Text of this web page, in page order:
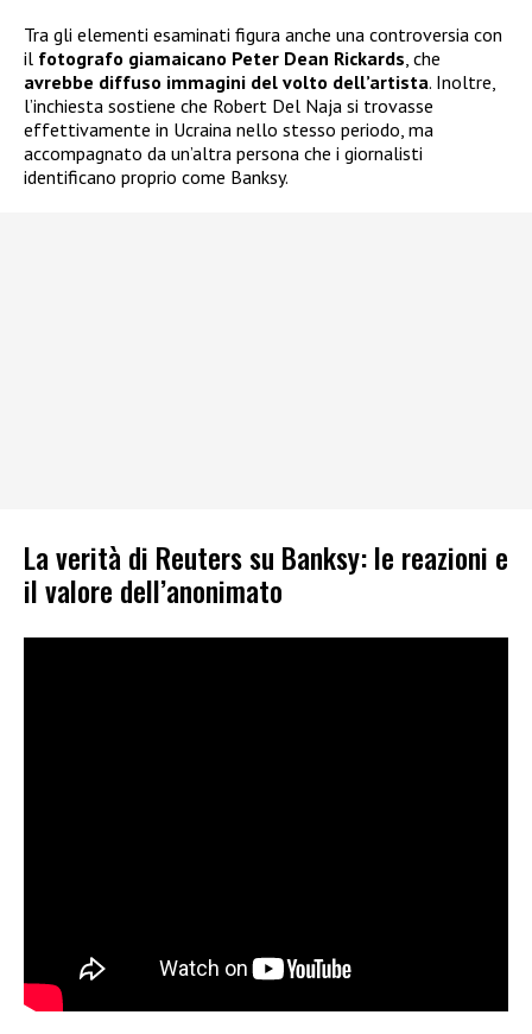
Tra gli elementi esaminati figura anche una controversia con
il fotografo giamaicano Peter Dean Rickards , che
avrebbe diffuso immagini del volto dell’artista. Inoltre,
l’inchiesta sostiene che Robert Del Naja si trovasse
effettivamente in Ucraina nello stesso periodo, ma
accompagnato da un’altra persona che i giornalisti
identificano proprio come Banksy.
La verità di Reuters su Banksy: le reazioni e
il valore dell’anonimato